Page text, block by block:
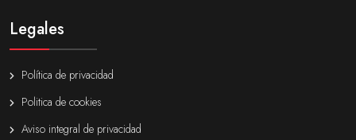
Legales
Política de privacidad
Politica de cookies
Aviso integral de privacidad